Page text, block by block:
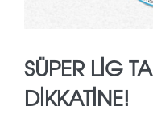
SÜPER LİG
DİKKATİNE!